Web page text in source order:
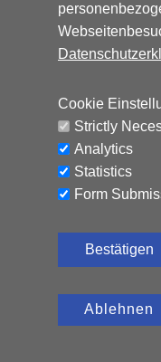
12.500
CO₂-Emissionen
Cookie
Strictly
Analytics
Statistics
Form
Bestätigen
Ablehnen